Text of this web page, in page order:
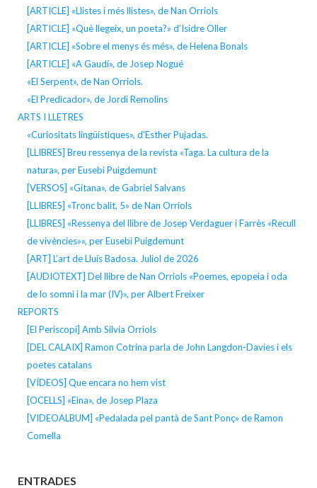
[ARTICLE] «Llistes i més llistes», de Nan Orriols
[ARTICLE] «Què llegeix, un poeta?» d’Isidre Oller
[ARTICLE] «Sobre el menys és més», de Helena Bonals
[ARTICLE] «A Gaudí», de Josep Nogué
«El Serpent», de Nan Orriols.
«El Predicador», de Jordi Remolins
ARTS I LLETRES
«Curiositats lingüístiques», d’Esther Pujadas.
[LLIBRES] Breu ressenya de la revista «Taga. La cultura de la
natura», per Eusebi Puigdemunt
[VERSOS] «Gitana», de Gabriel Salvans
[LLIBRES] «Tronc balit, 5» de Nan Orriols
[LLIBRES] «Ressenya del llibre de Josep Verdaguer i Farrès «Recull
de vivències»», per Eusebi Puigdemunt
[ART] L’art de Lluís Badosa. Juliol de 2026
[AUDIOTEXT] Del llibre de Nan Orriols «Poemes, epopeia i oda
de lo somni i la mar (IV)», per Albert Freixer
REPORTS
[El Periscopi] Amb Silvia Orriols
[DEL CALAIX] Ramon Cotrina parla de John Langdon-Davies i els
poetes catalans
[VÍDEOS] Que encara no hem vist
[OCELLS] «Eina», de Josep Plaza
[VIDEOALBUM] «Pedalada pel pantà de Sant Ponç» de Ramon
Comella
ENTRADES